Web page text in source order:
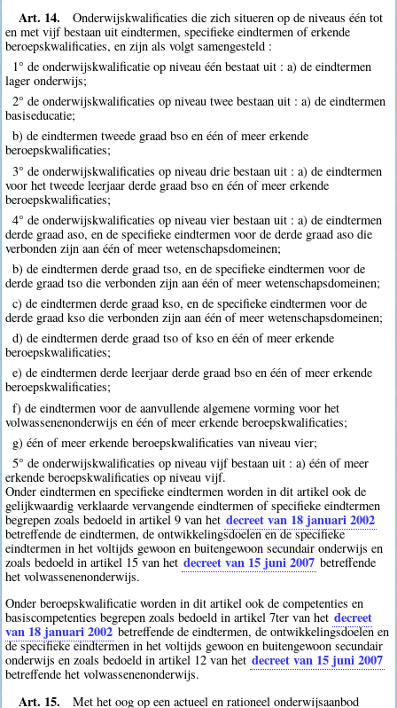
Art. 14.
Onderwijskwalificaties die zich situeren op de niveaus één tot
en met vijf bestaan uit eindtermen, specifieke eindtermen of erkende
beroepskwalificaties, en zijn als volgt samengesteld :
1° de onderwijskwalificatie op niveau één bestaat uit : a) de eindtermen
lager onderwijs;
2° de onderwijskwalificaties op niveau twee bestaan uit : a) de eindtermen
basiseducatie;
b) de eindtermen tweede graad bso en één of meer erkende
beroepskwalificaties;
3° de onderwijskwalificaties op niveau drie bestaan uit : a) de eindtermen
voor het tweede leerjaar derde graad bso en één of meer erkende
beroepskwalificaties;
4° de onderwijskwalificaties op niveau vier bestaan uit : a) de eindtermen
derde graad aso, en de specifieke eindtermen voor de derde graad aso die
verbonden zijn aan één of meer wetenschapsdomeinen;
b) de eindtermen derde graad tso, en de specifieke eindtermen voor de
derde graad tso die verbonden zijn aan één of meer wetenschapsdomeinen;
c) de eindtermen derde graad kso, en de specifieke eindtermen voor de
derde graad kso die verbonden zijn aan één of meer wetenschapsdomeinen;
d) de eindtermen derde graad tso of kso en één of meer erkende
beroepskwalificaties;
e) de eindtermen derde leerjaar derde graad bso en één of meer erkende
beroepskwalificaties;
f) de eindtermen voor de aanvullende algemene vorming voor het
volwassenenonderwijs en één of meer erkende beroepskwalificaties;
g) één of meer erkende beroepskwalificaties van niveau vier;
5° de onderwijskwalificaties op niveau vijf bestaan uit : a) één of meer
erkende beroepskwalificaties op niveau vijf.
Onder eindtermen en specifieke eindtermen worden in dit artikel ook de
gelijkwaardig verklaarde vervangende eindtermen of specifieke eindtermen
begrepen zoals bedoeld in artikel 9 van het decreet van 18 januari 2002
betreffende de eindtermen, de ontwikkelingsdoelen en de specifieke
eindtermen in het voltijds gewoon en buitengewoon secundair onderwijs en
zoals bedoeld in artikel 15 van het decreet van 15 juni 2007 betreffende
het volwassenenonderwijs.
Onder beroepskwalificatie worden in dit artikel ook de competenties en
basiscompetenties begrepen zoals bedoeld in artikel 7ter van het decreet
van 18 januari 2002 betreffende de eindtermen, de ontwikkelingsdoelen en
de specifieke eindtermen in het voltijds gewoon en buitengewoon secundair
onderwijs en zoals bedoeld in artikel 12 van het decreet van 15 juni 2007
betreffende het volwassenenonderwijs.
Art. 15.
Met het oog op een actueel en rationeel onderwijsaanbod